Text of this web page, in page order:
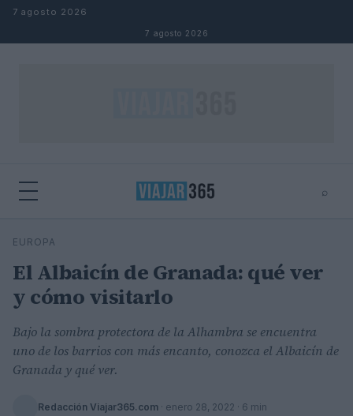
Saltar al contenido
7 agosto 2026
7 agosto 2026
⌕
Buscar
EUROPA
El Albaicín de Granada: qué ver
y cómo visitarlo
Bajo la sombra protectora de la Alhambra se encuentra
uno de los barrios con más encanto, conozca el Albaicín de
Granada y qué ver.
Redacción Viajar365.com · enero 28, 2022 · 6 min